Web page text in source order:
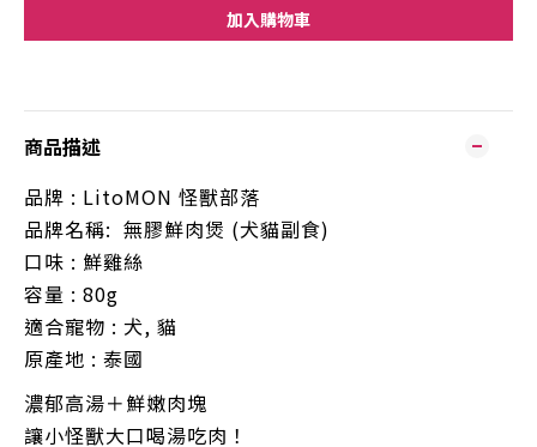
加入購物車
商品描述
品牌 : LitoMON 怪獸部落
品牌名稱: 無膠鮮肉煲 (犬貓副食)
口味 : 鮮雞絲
容量 : 80g
適合寵物 : 犬, 貓
原產地 : 泰國
濃郁高湯＋鮮嫩肉塊
讓小怪獸大口喝湯吃肉！